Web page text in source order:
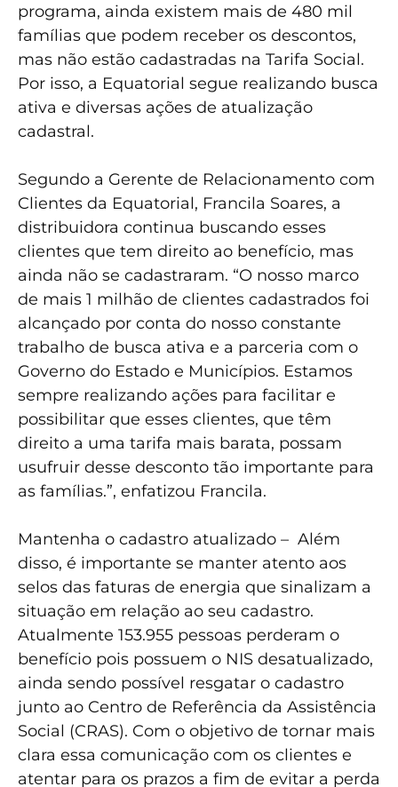
programa, ainda existem mais de 480 mil
famílias que podem receber os descontos,
mas não estão cadastradas na Tarifa Social.
Por isso, a Equatorial segue realizando busca
ativa e diversas ações de atualização
cadastral.
Segundo a Gerente de Relacionamento com
Clientes da Equatorial, Francila Soares, a
distribuidora continua buscando esses
clientes que tem direito ao benefício, mas
ainda não se cadastraram. “O nosso marco
de mais 1 milhão de clientes cadastrados foi
alcançado por conta do nosso constante
trabalho de busca ativa e a parceria com o
Governo do Estado e Municípios. Estamos
sempre realizando ações para facilitar e
possibilitar que esses clientes, que têm
direito a uma tarifa mais barata, possam
usufruir desse desconto tão importante para
as famílias.”, enfatizou Francila.
Mantenha o cadastro atualizado – Além
disso, é importante se manter atento aos
selos das faturas de energia que sinalizam a
situação em relação ao seu cadastro.
Atualmente 153.955 pessoas perderam o
benefício pois possuem o NIS desatualizado,
ainda sendo possível resgatar o cadastro
junto ao Centro de Referência da Assistência
Social (CRAS). Com o objetivo de tornar mais
clara essa comunicação com os clientes e
atentar para os prazos a fim de evitar a perda